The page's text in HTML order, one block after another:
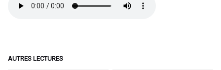
AUTRES LECTURES